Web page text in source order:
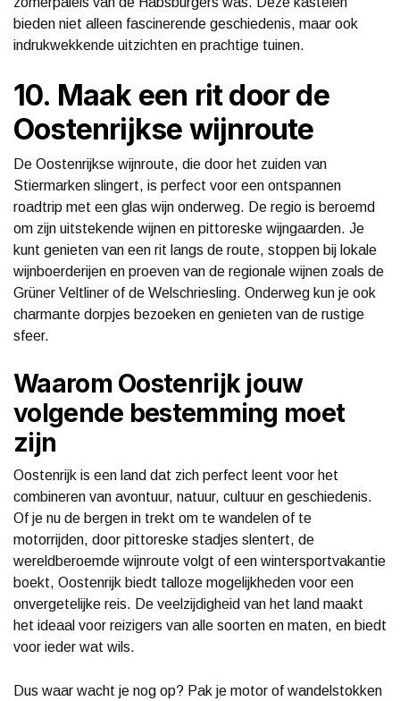
bieden niet alleen fascinerende geschiedenis, maar ook
indrukwekkende uitzichten en prachtige tuinen.
10. Maak een rit door de
Oostenrijkse wijnroute
De Oostenrijkse wijnroute, die door het zuiden van
Stiermarken slingert, is perfect voor een ontspannen
roadtrip met een glas wijn onderweg. De regio is beroemd
om zijn uitstekende wijnen en pittoreske wijngaarden. Je
kunt genieten van een rit langs de route, stoppen bij lokale
wijnboerderijen en proeven van de regionale wijnen zoals de
Grüner Veltliner of de Welschriesling. Onderweg kun je ook
charmante dorpjes bezoeken en genieten van de rustige
sfeer.
Waarom Oostenrijk jouw
volgende bestemming moet
zijn
Oostenrijk is een land dat zich perfect leent voor het
combineren van avontuur, natuur, cultuur en geschiedenis.
Of je nu de bergen in trekt om te wandelen of te
motorrijden, door pittoreske stadjes slentert, de
wereldberoemde wijnroute volgt of een wintersportvakantie
boekt, Oostenrijk biedt talloze mogelijkheden voor een
onvergetelijke reis. De veelzijdigheid van het land maakt
het ideaal voor reizigers van alle soorten en maten, en biedt
voor ieder wat wils.
Dus waar wacht je nog op? Pak je motor of wandelstokken